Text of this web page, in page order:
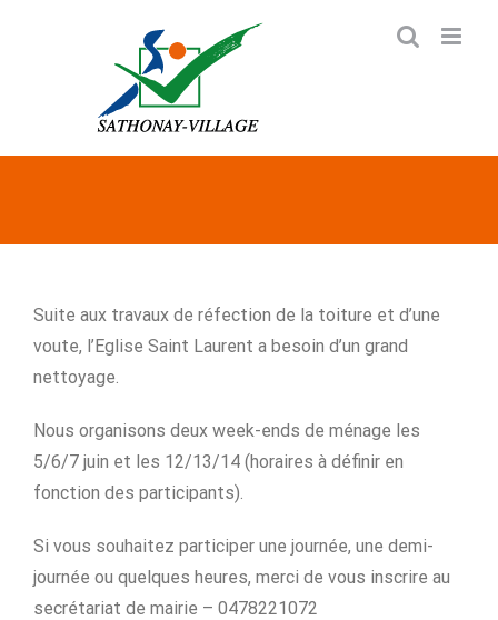
Suite aux travaux de réfection de la toiture et d’une
voute, l’Eglise Saint Laurent a besoin d’un grand
nettoyage.
Nous organisons deux week-ends de ménage les
5/6/7 juin et les 12/13/14 (horaires à définir en
fonction des participants).
Si vous souhaitez participer une journée, une demi-
journée ou quelques heures, merci de vous inscrire au
secrétariat de mairie – 0478221072